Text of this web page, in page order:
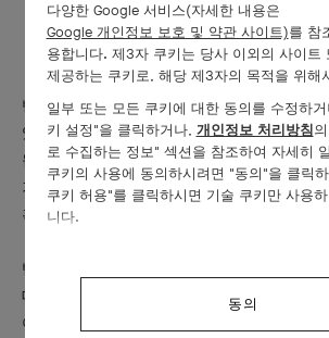
프 아펠과 무용의
반클리프 아펠은 아름다움과 조화에 대한 탁
있으며, 무용의 세계는 메종에게 무한한 영감
됩니다. 메종의 주얼리 작품과 섬세한 표현이
겨는 발레가 품은 미학이 선사하는 열정이 깃
혹적이고 서정적인 아우라가 돋보입니다.
반클리프 아펠과 무용이 오래도록 맺어 온 밀
대 파리에서 시작되었습니다. 당시 발레의 열
아펠은 조카 클로드 아펠을 파리 오페라(Paris
다양한 Google 서비스(자세한 내용은
Google 개인정보 보호 및 약관 사이트)를 참
용합니다. 제3자 쿠키는 당사 이외의 사이트
제공하는 쿠키로, 해당 제3자의 목적을 위해
일부 또는 모든 쿠키에 대한 동의를 수정하
키 설정"을 클릭하거나, 개인정보 처리방침
로 수집하는 정보" 섹션을 참조하여 자세히
쿠키의 사용에 동의하시려면 "동의"을 클릭
쿠키 허용"를 클릭하시면 기술 쿠키만 사용
니다.
동의